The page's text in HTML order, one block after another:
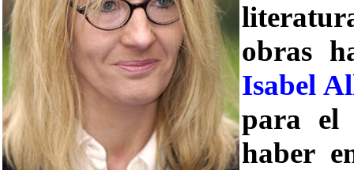
obras
Isabel
para el
haber